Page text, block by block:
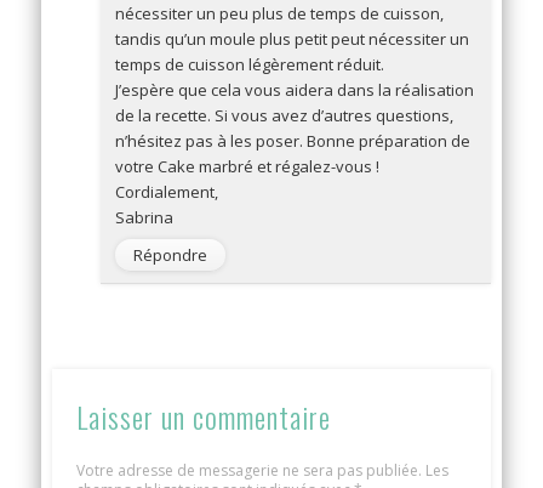
nécessiter un peu plus de temps de cuisson,
tandis qu’un moule plus petit peut nécessiter un
temps de cuisson légèrement réduit.
J’espère que cela vous aidera dans la réalisation
de la recette. Si vous avez d’autres questions,
n’hésitez pas à les poser. Bonne préparation de
votre Cake marbré et régalez-vous !
Cordialement,
Sabrina
Répondre
Laisser un commentaire
Votre adresse de messagerie ne sera pas publiée. Les